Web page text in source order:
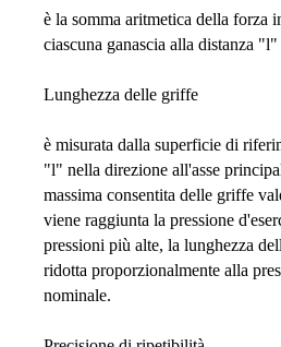
è la somma aritmetica della forza
ciascuna ganascia alla distanza
Lunghezza delle griffe
è misurata dalla superficie di
"l" nella direzione all'asse
massima consentita delle griffe
viene raggiunta la pressione
pressioni più alte, la lunghezza
ridotta proporzionalmente alla
nominale.